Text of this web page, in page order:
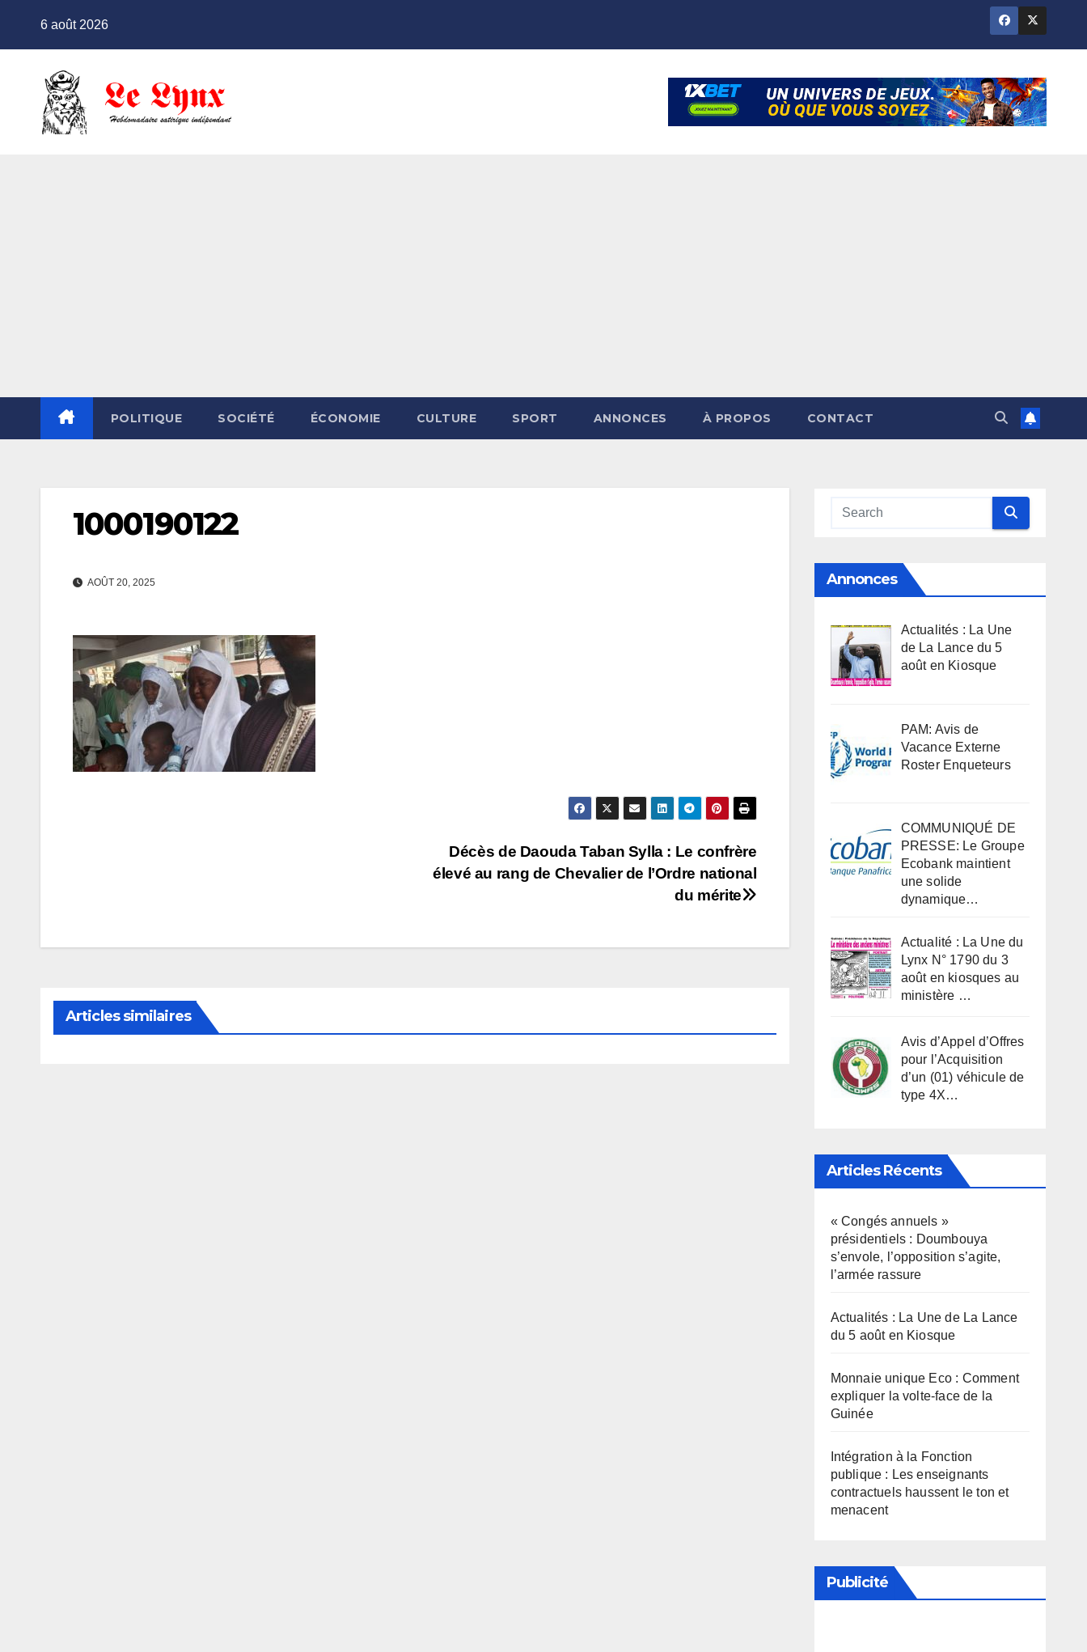
6 août 2026
POLITIQUE SOCIÉTÉ ÉCONOMIE CULTURE SPORT ANNONCES À PROPOS CONTACT
1000190122
AOÛT 20, 2025
Décès de Daouda Taban Sylla : Le confrère
élevé au rang de Chevalier de l’Ordre national
du mérite
Articles similaires
Annonces
Actualités : La Une
de La Lance du 5
août en Kiosque
PAM: Avis de
Vacance Externe
Roster Enqueteurs
COMMUNIQUÉ DE
PRESSE: Le Groupe
Ecobank maintient
une solide
dynamique…
Actualité : La Une du
Lynx N° 1790 du 3
août en kiosques au
ministère …
Avis d’Appel d’Offres
pour l’Acquisition
d’un (01) véhicule de
type 4X…
Articles Récents
« Congés annuels »
présidentiels : Doumbouya
s’envole, l’opposition s’agite,
l’armée rassure
Actualités : La Une de La Lance
du 5 août en Kiosque
Monnaie unique Eco : Comment
expliquer la volte-face de la
Guinée
Intégration à la Fonction
publique : Les enseignants
contractuels haussent le ton et
menacent
Publicité